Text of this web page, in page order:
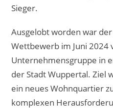
Sieger.
Ausgelobt worden war
Wettbewerb im Juni 2024
Unternehmensgruppe in
der Stadt Wuppertal. Ziel
ein neues Wohnquartier
komplexen